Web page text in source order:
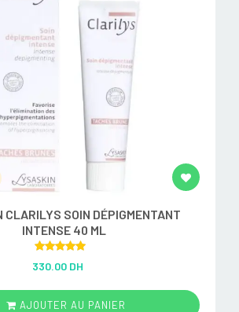
CLARILYS SOIN DÉPIGMENTANT
INTENSE 40 ML
out of 5
330.00 DH
AJOUTER AU PANIER